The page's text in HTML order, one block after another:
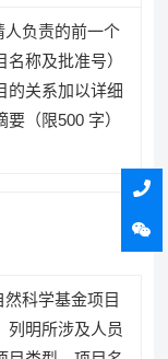
人负责的前一个
称及批准号）
的关系加以详细
（限500 字）
科学基金项目
列明所涉及人员